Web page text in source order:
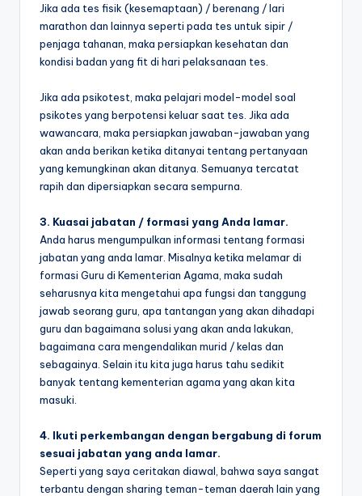
Jika ada tes fisik (kesemaptaan) / berenang / lari
marathon dan lainnya seperti pada tes untuk sipir /
penjaga tahanan, maka persiapkan kesehatan dan
kondisi badan yang fit di hari pelaksanaan tes.
Jika ada psikotest, maka pelajari model-model soal
psikotes yang berpotensi keluar saat tes. Jika ada
wawancara, maka persiapkan jawaban-jawaban yang
akan anda berikan ketika ditanyai tentang pertanyaan
yang kemungkinan akan ditanya. Semuanya tercatat
rapih dan dipersiapkan secara sempurna.
3. Kuasai jabatan / formasi yang Anda lamar.
Anda harus mengumpulkan informasi tentang formasi
jabatan yang anda lamar. Misalnya ketika melamar di
formasi Guru di Kementerian Agama, maka sudah
seharusnya kita mengetahui apa fungsi dan tanggung
jawab seorang guru, apa tantangan yang akan dihadapi
guru dan bagaimana solusi yang akan anda lakukan,
bagaimana cara mengendalikan murid / kelas dan
sebagainya. Selain itu kita juga harus tahu sedikit
banyak tentang kementerian agama yang akan kita
masuki.
4. Ikuti perkembangan dengan bergabung di forum
sesuai jabatan yang anda lamar.
Seperti yang saya ceritakan diawal, bahwa saya sangat
terbantu dengan sharing teman-teman daerah lain yang